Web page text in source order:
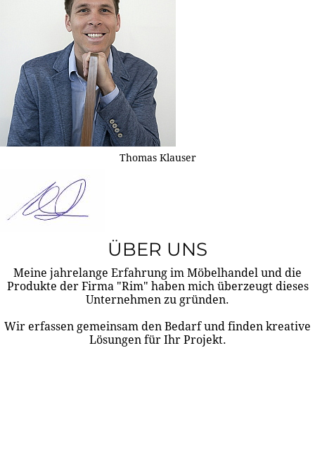
Thomas Klauser
ÜBER UNS
Meine jahrelange Erfahrung im Möbelhandel und die
Produkte der Firma "Rim" haben mich überzeugt dieses
Unternehmen zu gründen.
Wir erfassen gemeinsam den Bedarf und finden kreative
Lösungen für Ihr Projekt.